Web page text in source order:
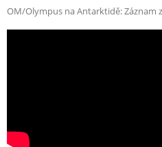
OM/Olympus na Antarktidě: Záznam